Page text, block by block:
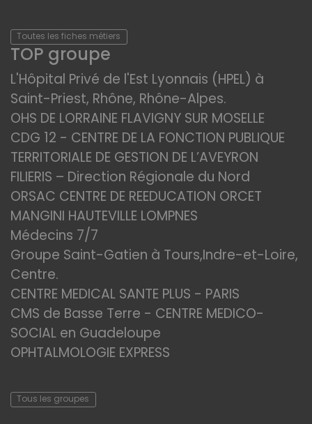
Toutes les fiches métiers
TOP groupe
L'Hôpital Privé de l'Est Lyonnais (HPEL) à
Saint-Priest, Rhône, Rhône-Alpes.
OHS DE LORRAINE FLAVIGNY SUR MOSELLE
CDG 12 - CENTRE DE LA FONCTION PUBLIQUE
TERRITORIALE DE GESTION DE L’AVEYRON
FILIERIS – Direction Régionale du Nord
ORSAC CENTRE DE REEDUCATION ORCET
MANGINI HAUTEVILLE LOMPNES
Médecins 7/7
Groupe Saint-Gatien à Tours,Indre-et-Loire,
Centre.
CENTRE MEDICAL SANTE PLUS - PARIS
CMS de Basse Terre - CENTRE MEDICO-
SOCIAL en Guadeloupe
OPHTALMOLOGIE EXPRESS
Tous les groupes